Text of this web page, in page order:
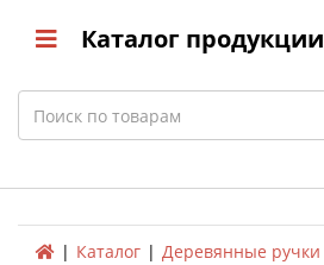
Каталог продукции
Search
Каталог
Деревянные ручки